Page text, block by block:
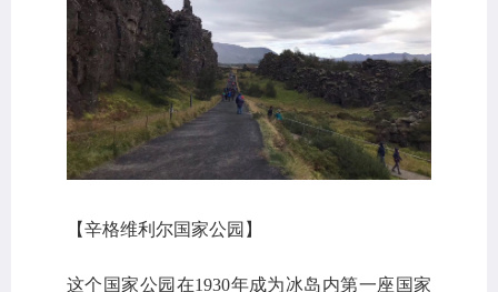
【辛格维利尔国家公园】
这个国家公园在1930年成为冰岛内第一座国家